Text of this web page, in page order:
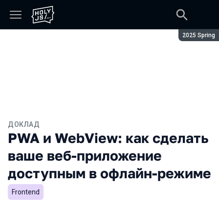
Сезон:
2025 Spring
ДОКЛАД
PWA и WebView: как сделать
ваше веб-приложение
доступным в офлайн-режиме
Frontend